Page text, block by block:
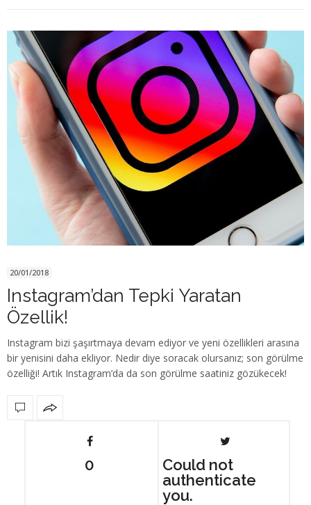
20/01/2018
Instagram’dan Tepki Yaratan
Özellik!
Instagram bizi şaşırtmaya devam ediyor ve yeni özellikleri arasına
bir yenisini daha ekliyor. Nedir diye soracak olursanız; son görülme
özelliği! Artık Instagram’da da son görülme saatiniz gözükecek!
0
Could not
authenticate
you.